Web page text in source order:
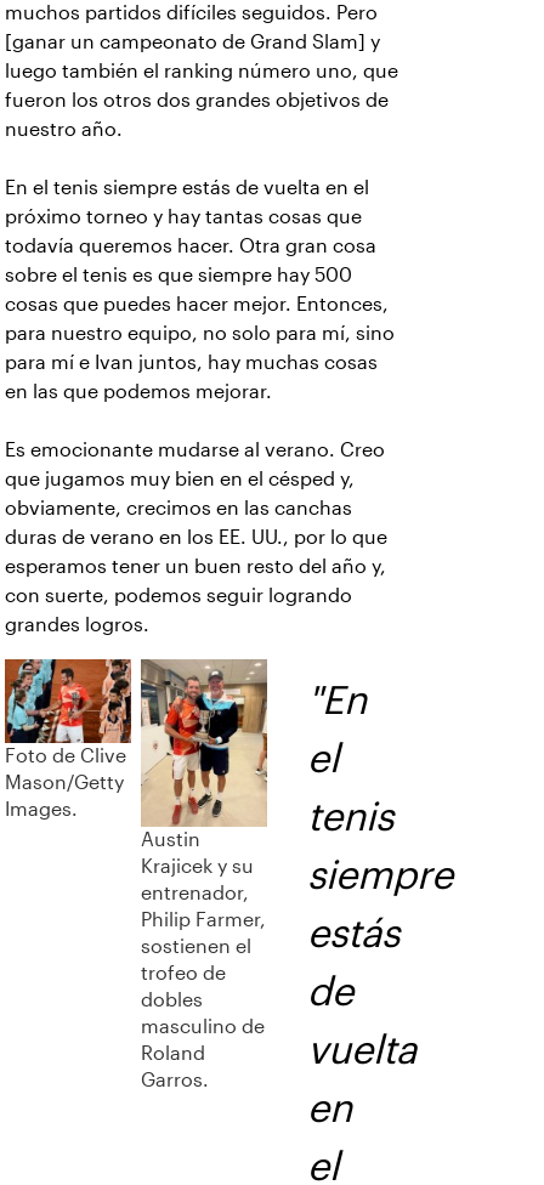
muchos partidos difíciles seguidos. Pero
[ganar un campeonato de Grand Slam] y
luego también el ranking número uno, que
fueron los otros dos grandes objetivos de
nuestro año.
En el tenis siempre estás de vuelta en el
próximo torneo y hay tantas cosas que
todavía queremos hacer. Otra gran cosa
sobre el tenis es que siempre hay 500
cosas que puedes hacer mejor. Entonces,
para nuestro equipo, no solo para mí, sino
para mí e Ivan juntos, hay muchas cosas
en las que podemos mejorar.
Es emocionante mudarse al verano. Creo
que jugamos muy bien en el césped y,
obviamente, crecimos en las canchas
duras de verano en los EE. UU., por lo que
esperamos tener un buen resto del año y,
con suerte, podemos seguir logrando
grandes logros.
Foto de Clive
Mason/Getty
Images.
Austin
Krajicek y su
entrenador,
Philip Farmer,
sostienen el
trofeo de
dobles
masculino de
Roland
Garros.
"En
el
tenis
siempre
estás
de
vuelta
en
el